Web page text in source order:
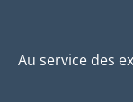
Au service des